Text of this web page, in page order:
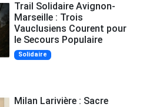
Trail Solidaire Avignon-
Marseille : Trois
Vauclusiens Courent pour
le Secours Populaire
Solidaire
Milan Larivière : Sacre